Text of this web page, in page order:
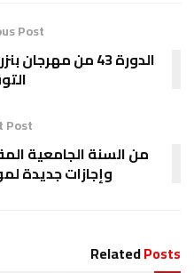
Post
الدورة 43 من
Post
من السنة الجامعية
وإجازات جديدة
RelatedPosts